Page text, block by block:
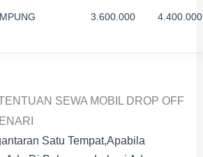
3.600.000 4.400.000
SEWA MOBIL DROP OFF
Satu Tempat,apabila